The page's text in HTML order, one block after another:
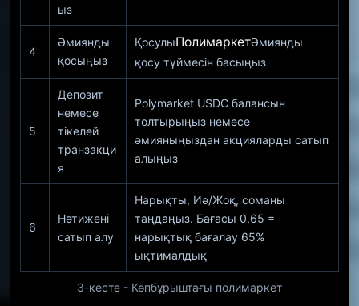
3-кесте - Көпбұрыштағы полимаркет
ыз
4
Әмиянды
қосыңыз
ҚосулыПолимаркетӘмиянды
қосу түймесін басыңыз
5
Депозит
немесе
тікелей
транзакци
я
Polymarket USDC балансын
толтырыңыз немесе
әмияныңыздан акцияларды сатып
алыңыз
6
Нәтижені
сатып алу
Нарықты, Иә/Жоқ, соманы
таңдаңыз. Бағасы 0,65 =
нарықтық бағалау 65%
ықтималдық